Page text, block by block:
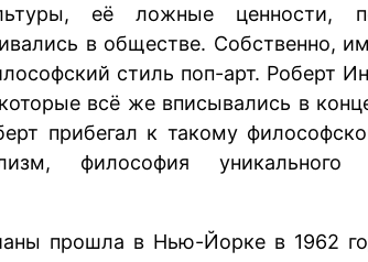
её ложные ценности,
в обществе. Собственно,
стиль поп-арт. Роберт
всё же вписывались в
прибегал к такому
философия уникального
прошла в Нью-Йорке в 1962